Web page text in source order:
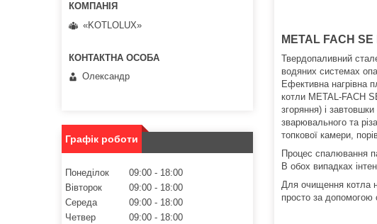
METAL FACH
Твердопаливний
водяних системах
Ефективна нагрівна
котли METAL-FACH
згоряння) і
зварювального та
топкової камери,
Процес спалювання
В обох випадках
Для очищення котла
просто за допомогою
«KOTLOLUX»
Олександр
Графік роботи
Понеділок 09:00
18:00
Вівторок
09:00
18:00
Середа
09:00
18:00
Четвер
09:00
18:00